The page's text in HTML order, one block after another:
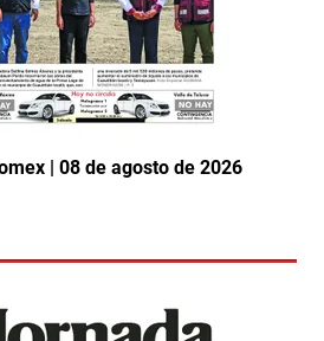
| 08 de agosto de 2026